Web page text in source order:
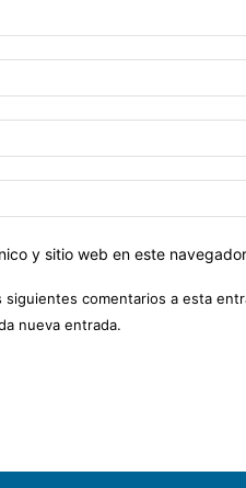
y sitio web en este
comentarios a esta
nueva entrada.